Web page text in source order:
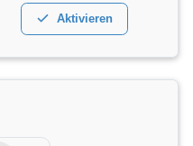
Aktivieren